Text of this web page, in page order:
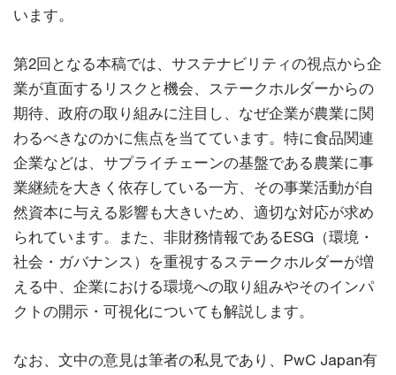
います。
第2回となる本稿では、サステナビリティの視点から企
業が直面するリスクと機会、ステークホルダーからの
期待、政府の取り組みに注目し、なぜ企業が農業に関
わるべきなのかに焦点を当てています。特に食品関連
企業などは、サプライチェーンの基盤である農業に事
業継続を大きく依存している一方、その事業活動が自
然資本に与える影響も大きいため、適切な対応が求め
られています。また、非財務情報であるESG（環境・
社会・ガバナンス）を重視するステークホルダーが増
える中、企業における環境への取り組みやそのインパ
クトの開示・可視化についても解説します。
なお、文中の意見は筆者の私見であり、PwC Japan有